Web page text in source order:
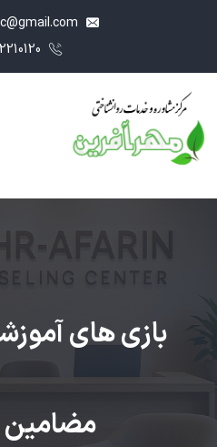
بازی های
مضامین